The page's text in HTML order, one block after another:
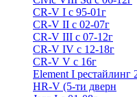
CR-V I с 95-01г
CR-V II с 02-07г
CR-V III с 07-12г
CR-V IV с 12-18г
CR-V V с 16г
Element I рестайлинг
HR-V (5-ти дверн